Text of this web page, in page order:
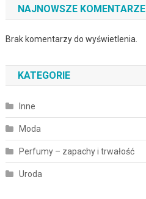
NAJNOWSZE KOMENTARZE
Brak komentarzy do wyświetlenia.
KATEGORIE
Inne
Moda
Perfumy – zapachy i trwałość
Uroda